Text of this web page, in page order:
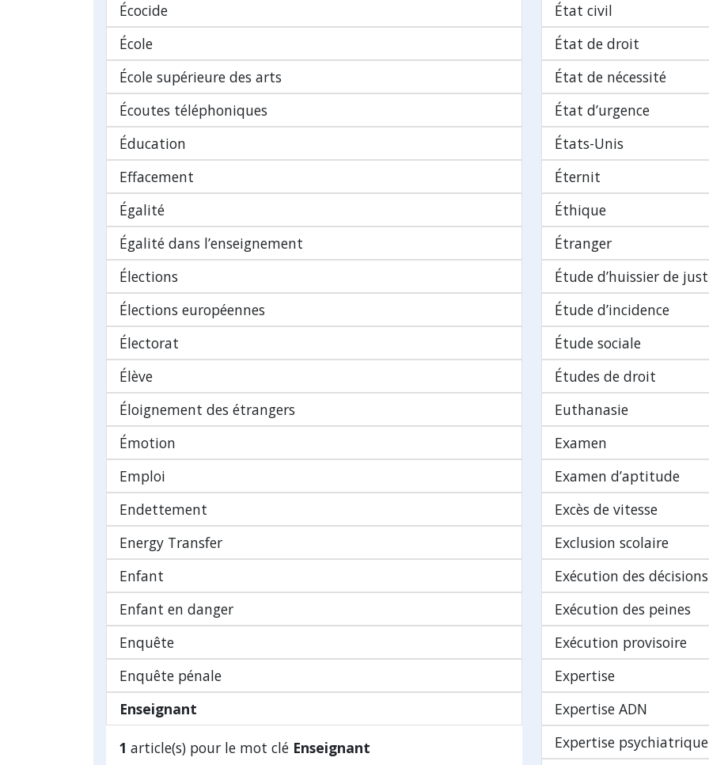
Écocide
École
École supérieure des arts
Écoutes téléphoniques
Éducation
Effacement
Égalité
Égalité dans l’enseignement
Élections
Élections européennes
Électorat
Élève
Éloignement des étrangers
Émotion
Emploi
Endettement
Energy Transfer
Enfant
Enfant en danger
Enquête
Enquête pénale
Enseignant
1 article(s) pour le mot clé Enseignant
État civil
État de droit
État de nécessité
État d’urgence
États-Unis
Éternit
Éthique
Étranger
Étude d’huissier de
Étude d’incidence
Étude sociale
Études de droit
Euthanasie
Examen
Examen d’aptitude
Excès de vitesse
Exclusion scolaire
Exécution des
Exécution des peines
Exécution provisoire
Expertise
Expertise ADN
Expertise psychiatrique